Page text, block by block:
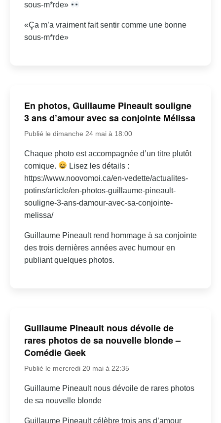
sous-m*rde»
«Ça m’a vraiment fait sentir comme une bonne
sous-m*rde»
En photos, Guillaume Pineault souligne
3 ans d’amour avec sa conjointe Mélissa
Publié le dimanche 24 mai à 18:00
Chaque photo est accompagnée d’un titre plutôt
comique.
Lisez les détails :
https://www.noovomoi.ca/en-vedette/actualites-
potins/article/en-photos-guillaume-pineault-
souligne-3-ans-damour-avec-sa-conjointe-
melissa/
Guillaume Pineault rend hommage à sa conjointe
des trois dernières années avec humour en
publiant quelques photos.
Guillaume Pineault nous dévoile de
rares photos de sa nouvelle blonde –
Comédie Geek
Publié le mercredi 20 mai à 22:35
Guillaume Pineault nous dévoile de rares photos
de sa nouvelle blonde
Guillaume Pineault célèbre trois ans d’amour